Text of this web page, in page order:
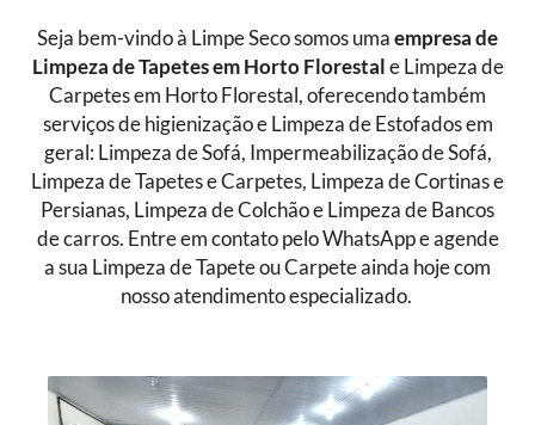
Seja bem-vindo à Limpe Seco somos uma empresa de
Limpeza de Tapetesem Horto Florestal e Limpeza de
Carpetes em Horto Florestal, oferecendo também
serviços de higienização e Limpeza de Estofados em
geral: Limpeza de Sofá, Impermeabilização de Sofá,
Limpeza de Tapetes e Carpetes, Limpeza de Cortinas e
Persianas, Limpeza de Colchão e Limpeza de Bancos
de carros. Entre em contato pelo WhatsApp e agende
a sua Limpeza de Tapete ou Carpete ainda hoje com
nosso atendimento especializado.